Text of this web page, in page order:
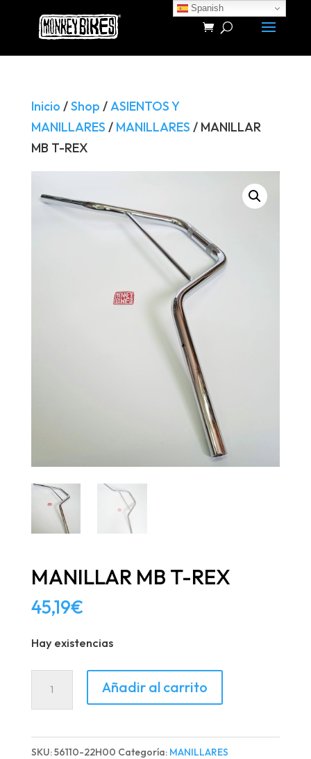
Búsqueda
productos
Inicio /Shop /ASIENTOS Y
MANILLARES / MANILLARES / MANILLAR
MB T-REX
MANILLAR MB T-REX
45,19€
Hay existencias
REX
Añadir al carrito
SKU:56110-22H00 Categoría: MANILLARES
Spanish